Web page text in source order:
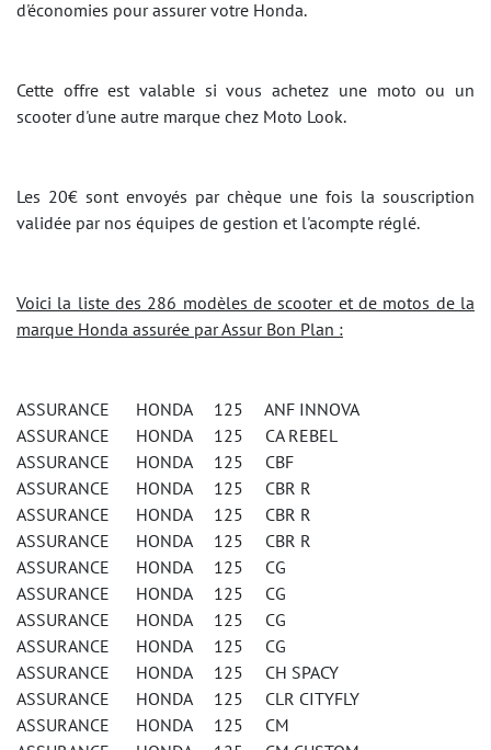
d'économies pour assurer votre Honda.
Cette offre est valable si vous achetez une moto ou un
scooter d'une autre marque chez Moto Look.
Les 20€ sont envoyés par chèque une fois la souscription
validée par nos équipes de gestion et l'acompte réglé.
Voici la liste des 286 modèles de scooter et de motos de la
marque Honda assurée par Assur Bon Plan :
ASSURANCE HONDA 125 ANF INNOVA
ASSURANCE HONDA 125 CA REBEL
ASSURANCE HONDA 125 CBF
ASSURANCE HONDA 125 CBR R
ASSURANCE HONDA 125 CBR R
ASSURANCE HONDA 125 CBR R
ASSURANCE HONDA 125 CG
ASSURANCE HONDA 125 CG
ASSURANCE HONDA 125 CG
ASSURANCE HONDA 125 CG
ASSURANCE HONDA 125 CH SPACY
ASSURANCE HONDA 125 CLR CITYFLY
ASSURANCE HONDA 125 CM